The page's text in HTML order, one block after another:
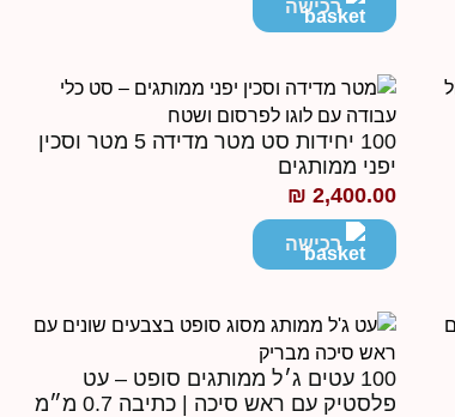
רכישה
100 יחידות סט מטר מדידה 5 מטר וסכין
יפני ממותגים
₪ 2,400.00
רכישה
100 עטים ג׳ל ממותגים סופט – עט
פלסטיק עם ראש סיכה | כתיבה 0.7 מ״מ